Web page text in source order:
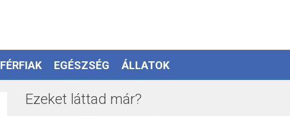
FÉRFIAK EGÉSZSÉG ÁLLATOK
Ezeket láttad már?